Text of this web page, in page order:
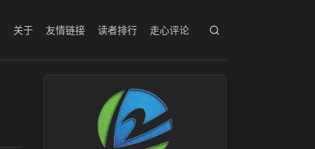
关于 友情链接 读者排行 走心评论